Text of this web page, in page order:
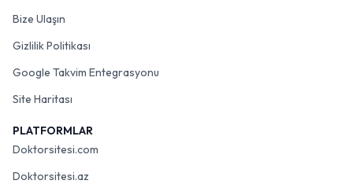
Bize Ulaşın
Gizlilik Politikası
Google Takvim Entegrasyonu
Site Haritası
PLATFORMLAR
Doktorsitesi.com
Doktorsitesi.az